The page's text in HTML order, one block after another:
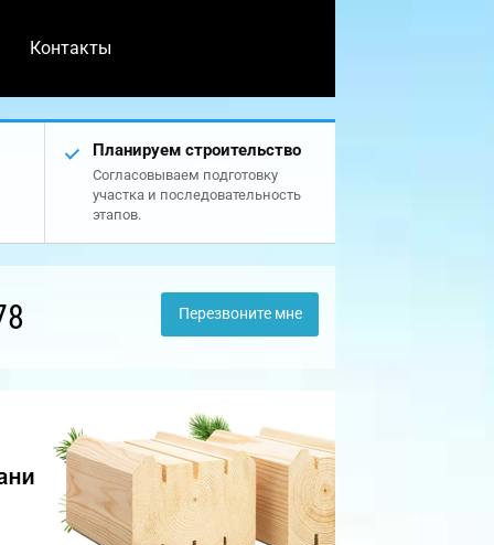
Контакты
Планируем строительство
Согласовываем подготовку
участка и последовательность
этапов.
Перезвоните мне